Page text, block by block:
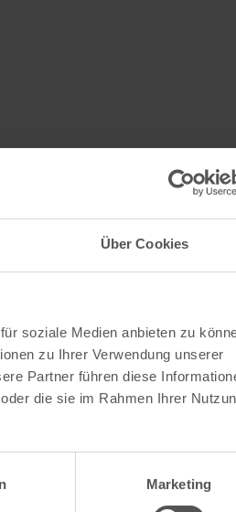
Über Cookies
soziale Medien anbieten zu
zu Ihrer Verwendung unserer
Partner führen diese
die sie im Rahmen Ihrer
Marketing